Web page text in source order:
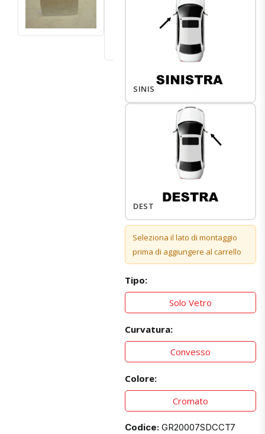
SINISTRO
DESTRO
Seleziona il lato di montaggio
prima di aggiungere al carrello
Tipo:
Solo Vetro
Curvatura:
Convesso
Colore:
Cromato
Codice: GR20007SDCCT7